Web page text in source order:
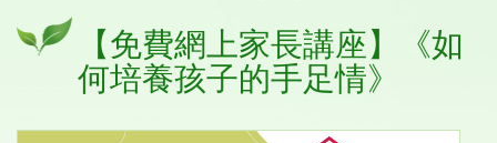
【免費網上家長講座】《如
何培養孩子的手足情》